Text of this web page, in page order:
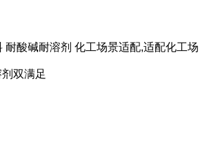
耐酸碱耐溶剂 化工场景适配,适配化工场
双满足